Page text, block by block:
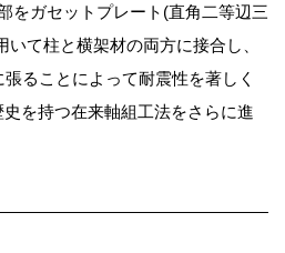
をガセットプレート(直角二等辺三
て柱と横架材の両方に接合し、
ることによって耐震性を著しく
を持つ在来軸組工法をさらに進